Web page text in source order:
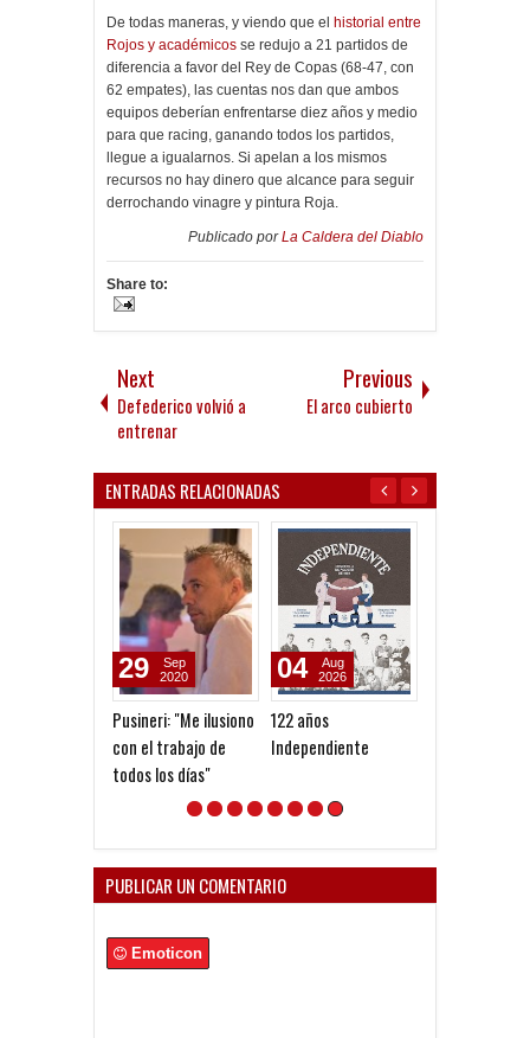
De todas maneras, y viendo que el historial entre
Rojos y académicos se redujo a 21 partidos de
diferencia a favor del Rey de Copas (68-47, con
62 empates), las cuentas nos dan que ambos
equipos deberían enfrentarse diez años y medio
para que racing, ganando todos los partidos,
llegue a igualarnos. Si apelan a los mismos
recursos no hay dinero que alcance para seguir
derrochando vinagre y pintura Roja.
Publicado porLa Caldera del Diablo
Share to:
Next
Defederico volvió a
entrenar
Previous
El arco cubierto
ENTRADAS RELACIONADAS
122 años
Independiente
04
Aug
2026
Pato eterno
02
Aug
2026